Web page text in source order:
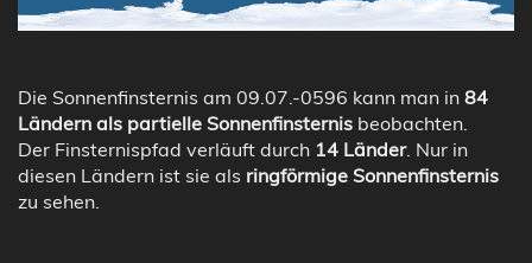
Die Sonnenfinsternis am 09.07.-0596 kann man in 84
Ländern als partielle Sonnenfinsternis beobachten.
Der Finsternispfad verläuft durch 14 Länder. Nur in
diesen Ländern ist sie als ringförmige Sonnenfinsternis
zu sehen.